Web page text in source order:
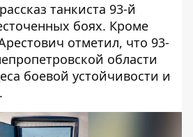
рассказ танкиста 93-й
боях. Кроме
отметил, что 93-
области
боевой устойчивости и